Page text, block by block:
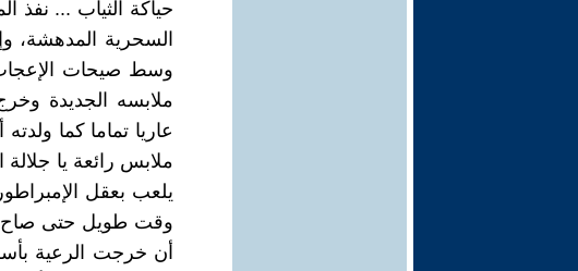
حياكة الثياب ... نفذ
السحرية المدهشة،
وسط صيحات الإعجاب
ملابسه الجديدة
عاريا تماما كما
ملابس رائعة يا
يلعب بعقل
وقت طويل حتى صاح
أن خرجت الرعية